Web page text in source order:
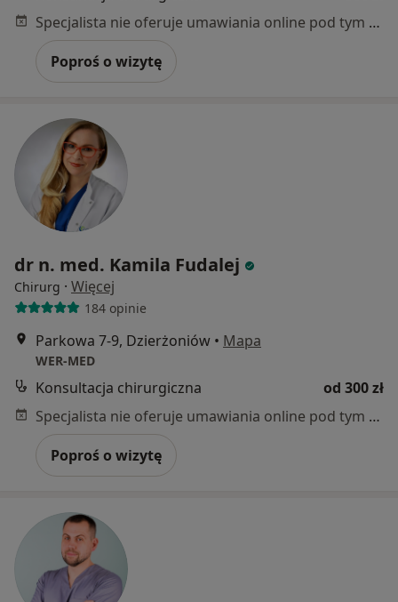
Specjalista nie oferuje umawiania online pod tym adresem.
Poproś o wizytę
dr n. med. Kamila Fudalej
Chirurg · Więcej
184 opinie
Parkowa 7-9, Dzierżoniów • Mapa
WER-MED
Konsultacja chirurgiczna
od 300 zł
Specjalista nie oferuje umawiania online pod tym adresem.
Poproś o wizytę